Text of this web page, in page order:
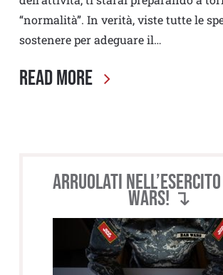
“normalità”. In verità, viste tutte le
sostenere per adeguare il…
Read More
Arruolati nell’esercito
WARS! ↴